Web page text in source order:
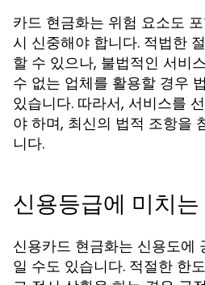
카드 현금화는 위험 요소도
시 신중해야 합니다. 적법한
할 수 있으나, 불법적인 서비
수 없는 업체를 활용할 경우
있습니다. 따라서, 서비스를
야 하며, 최신의 법적 조항을
니다.
신용등급에 미치
신용카드 현금화는 신용도에
일 수도 있습니다. 적절한 한